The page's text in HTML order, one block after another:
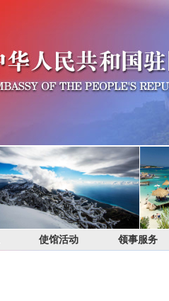
使馆活动 领事服务